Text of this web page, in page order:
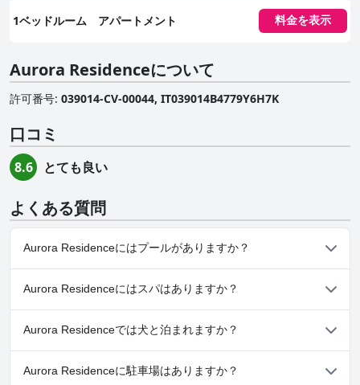
1ベッドルーム アパートメント 料金を表示
Aurora Residenceについて
許可番号: 039014-CV-00044, IT039014B4779Y6H7K
口コミ
8.6 とても良い
よくある質問
Aurora Residenceにはプールがありますか？
いいえ、Aurora Residenceにはプールがありません。
Aurora Residenceにはスパはありますか？
いいえ、Aurora Residenceではスパはご利用いただけません。
Aurora Residenceでは犬と泊まれますか？
はい、Aurora Residenceは犬を歓迎します。
Aurora Residenceに駐車場はありますか？